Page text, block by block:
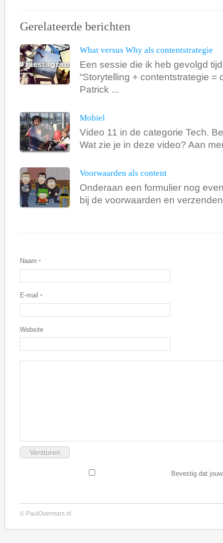
Gerelateerde berichten
What versus Why als contentstrategie
Een sessie die ik heb gevolgd
“Storytelling + contentstrategie =
Patrick ...
Mobiel
Video 11 in de categorie Tech.
Wat zie je in deze video? Aan
Voorwaarden als content
Onderaan een formulier nog
bij de voorwaarden en
Naam *
E-mail *
Website
Bevestig dat
© PaulOvermars.nl